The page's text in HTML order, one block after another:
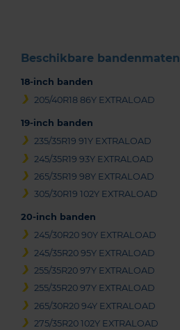
Beschikbare bandenmaten
18-inch banden
205/40R18 86Y EXTRALOAD
19-inch banden
235/35R19 91Y EXTRALOAD
245/35R19 93Y EXTRALOAD
265/35R19 98Y EXTRALOAD
305/30R19 102Y EXTRALOAD
20-inch banden
245/30R20 90Y EXTRALOAD
245/35R20 95Y EXTRALOAD
255/35R20 97Y EXTRALOAD
255/35R20 97Y EXTRALOAD
265/30R20 94Y EXTRALOAD
275/35R20 102Y EXTRALOAD